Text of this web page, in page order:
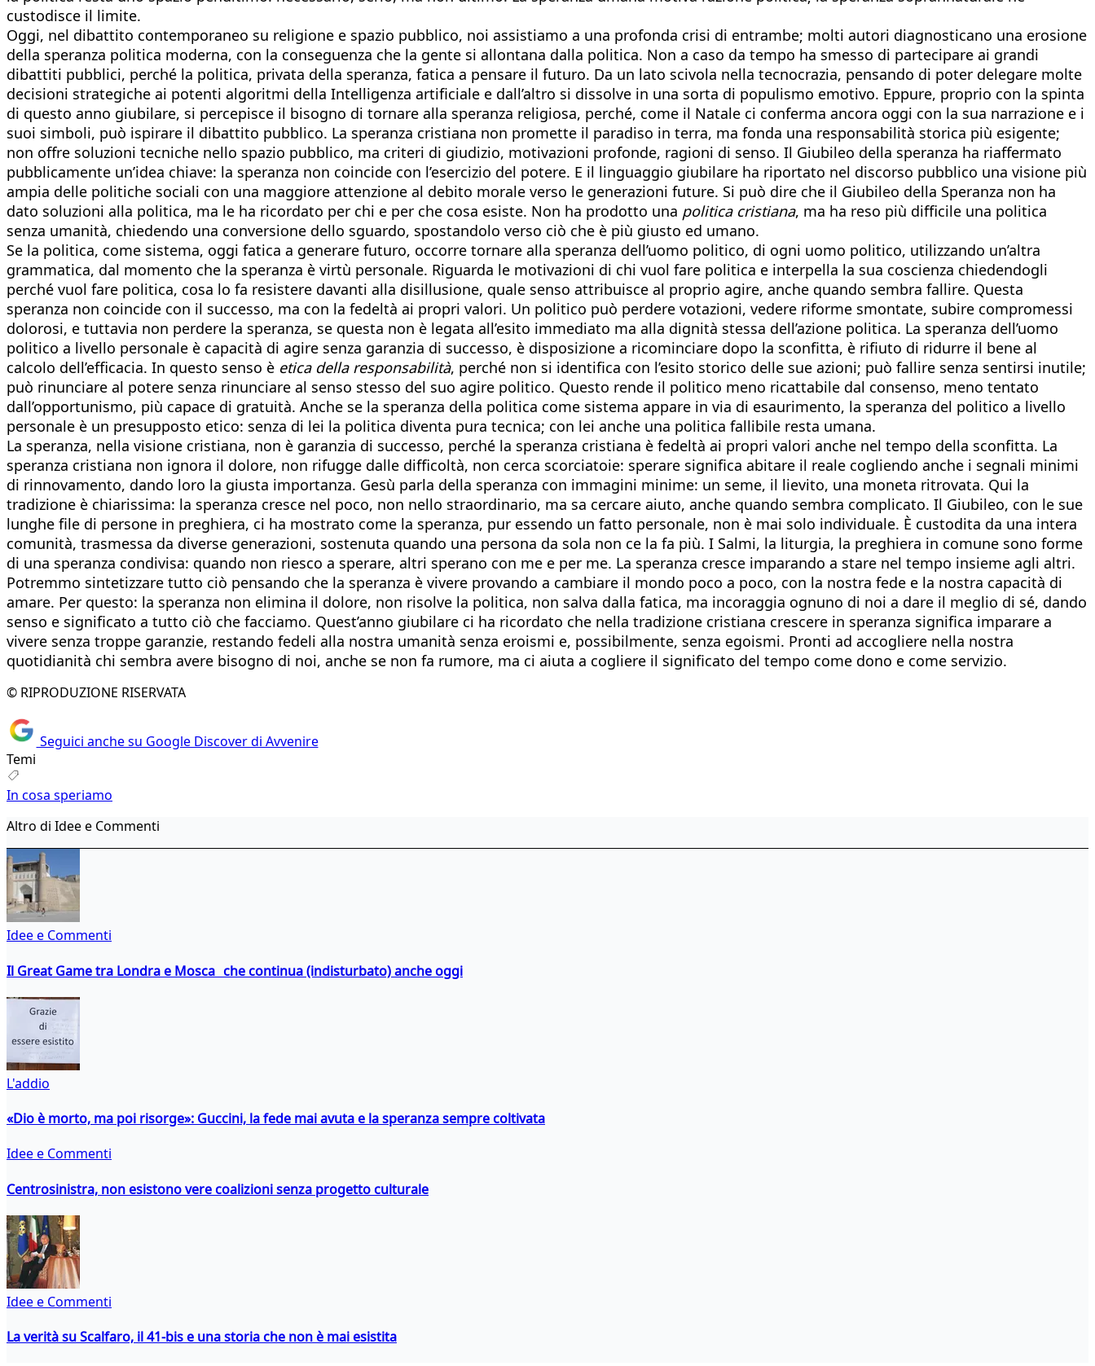
custodisce il limite.
Oggi, nel dibattito contemporaneo su religione e spazio pubblico, noi assistiamo a una profonda crisi di entrambe; molti autori diagnosticano una erosione
della speranza politica moderna, con la conseguenza che la gente si allontana dalla politica. Non a caso da tempo ha smesso di partecipare ai grandi
dibattiti pubblici, perché la politica, privata della speranza, fatica a pensare il futuro. Da un lato scivola nella tecnocrazia, pensando di poter delegare molte
decisioni strategiche ai potenti algoritmi della Intelligenza artificiale e dall’altro si dissolve in una sorta di populismo emotivo. Eppure, proprio con la spinta
di questo anno giubilare, si percepisce il bisogno di tornare alla speranza religiosa, perché, come il Natale ci conferma ancora oggi con la sua narrazione e i
suoi simboli, può ispirare il dibattito pubblico. La speranza cristiana non promette il paradiso in terra, ma fonda una responsabilità storica più esigente;
non offre soluzioni tecniche nello spazio pubblico, ma criteri di giudizio, motivazioni profonde, ragioni di senso. Il Giubileo della speranza ha riaffermato
pubblicamente un’idea chiave: la speranza non coincide con l’esercizio del potere. E il linguaggio giubilare ha riportato nel discorso pubblico una visione più
ampia delle politiche sociali con una maggiore attenzione al debito morale verso le generazioni future. Si può dire che il Giubileo della Speranza non ha
dato soluzioni alla politica, ma le ha ricordato per chi e per che cosa esiste. Non ha prodotto una politica cristiana, ma ha reso più difficile una politica
senza umanità, chiedendo una conversione dello sguardo, spostandolo verso ciò che è più giusto ed umano.
Se la politica, come sistema, oggi fatica a generare futuro, occorre tornare alla speranza dell’uomo politico, di ogni uomo politico, utilizzando un’altra
grammatica, dal momento che la speranza è virtù personale. Riguarda le motivazioni di chi vuol fare politica e interpella la sua coscienza chiedendogli
perché vuol fare politica, cosa lo fa resistere davanti alla disillusione, quale senso attribuisce al proprio agire, anche quando sembra fallire. Questa
speranza non coincide con il successo, ma con la fedeltà ai propri valori. Un politico può perdere votazioni, vedere riforme smontate, subire compromessi
dolorosi, e tuttavia non perdere la speranza, se questa non è legata all’esito immediato ma alla dignità stessa dell’azione politica. La speranza dell’uomo
politico a livello personale è capacità di agire senza garanzia di successo, è disposizione a ricominciare dopo la sconfitta, è rifiuto di ridurre il bene al
calcolo dell’efficacia. In questo senso è etica della responsabilità, perché non si identifica con l’esito storico delle sue azioni; può fallire senza sentirsi inutile;
può rinunciare al potere senza rinunciare al senso stesso del suo agire politico. Questo rende il politico meno ricattabile dal consenso, meno tentato
dall’opportunismo, più capace di gratuità. Anche se la speranza della politica come sistema appare in via di esaurimento, la speranza del politico a livello
personale è un presupposto etico: senza di lei la politica diventa pura tecnica; con lei anche una politica fallibile resta umana.
La speranza, nella visione cristiana, non è garanzia di successo, perché la speranza cristiana è fedeltà ai propri valori anche nel tempo della sconfitta. La
speranza cristiana non ignora il dolore, non rifugge dalle difficoltà, non cerca scorciatoie: sperare significa abitare il reale cogliendo anche i segnali minimi
di rinnovamento, dando loro la giusta importanza. Gesù parla della speranza con immagini minime: un seme, il lievito, una moneta ritrovata. Qui la
tradizione è chiarissima: la speranza cresce nel poco, non nello straordinario, ma sa cercare aiuto, anche quando sembra complicato. Il Giubileo, con le sue
lunghe file di persone in preghiera, ci ha mostrato come la speranza, pur essendo un fatto personale, non è mai solo individuale. È custodita da una intera
comunità, trasmessa da diverse generazioni, sostenuta quando una persona da sola non ce la fa più. I Salmi, la liturgia, la preghiera in comune sono forme
di una speranza condivisa: quando non riesco a sperare, altri sperano con me e per me. La speranza cresce imparando a stare nel tempo insieme agli altri.
Potremmo sintetizzare tutto ciò pensando che la speranza è vivere provando a cambiare il mondo poco a poco, con la nostra fede e la nostra capacità di
amare. Per questo: la speranza non elimina il dolore, non risolve la politica, non salva dalla fatica, ma incoraggia ognuno di noi a dare il meglio di sé, dando
senso e significato a tutto ciò che facciamo. Quest’anno giubilare ci ha ricordato che nella tradizione cristiana crescere in speranza significa imparare a
vivere senza troppe garanzie, restando fedeli alla nostra umanità senza eroismi e, possibilmente, senza egoismi. Pronti ad accogliere nella nostra
quotidianità chi sembra avere bisogno di noi, anche se non fa rumore, ma ci aiuta a cogliere il significato del tempo come dono e come servizio.
© RIPRODUZIONE RISERVATA
Seguici anche su Google Discover di Avvenire
Temi
In cosa speriamo
Altro di Idee e Commenti
Idee e Commenti
Il Great Game tra Londra e Mosca che continua (indisturbato) anche oggi
L'addio
«Dio è morto, ma poi risorge»: Guccini, la fede mai avuta e la speranza sempre coltivata
Idee e Commenti
Centrosinistra, non esistono vere coalizioni senza progetto culturale
Idee e Commenti
La verità su Scalfaro, il 41-bis e una storia che non è mai esistita